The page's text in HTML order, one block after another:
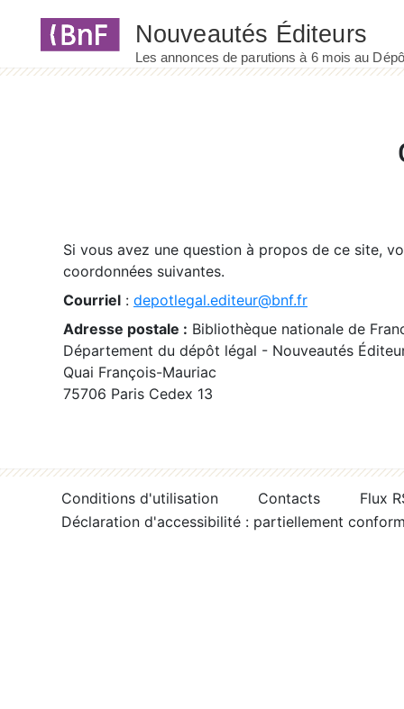
Si vous avez une question à propos de ce site,
coordonnées suivantes.
Courriel : depotlegal.editeur@bnf.fr
Adresse postale : Bibliothèque nationale de
Département du dépôt légal - Nouveautés
Quai François-Mauriac
75706 Paris Cedex 13
Conditions d'utilisation Contacts
Flux
Déclaration d'accessibilité : partiellement